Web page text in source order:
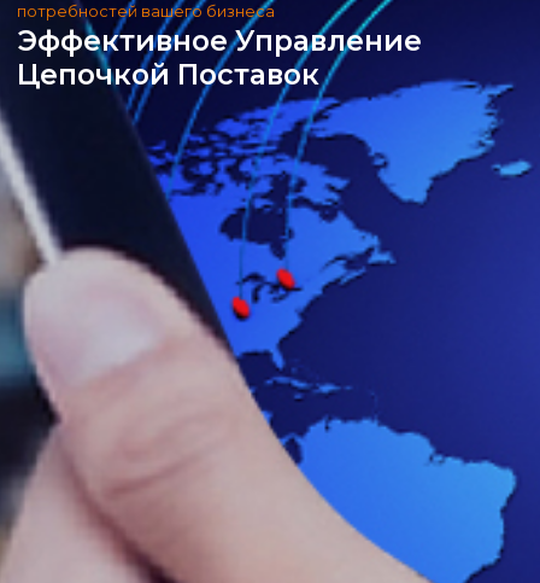
потребностей вашего бизнеса
Эффективное Управление
Цепочкой Поставок